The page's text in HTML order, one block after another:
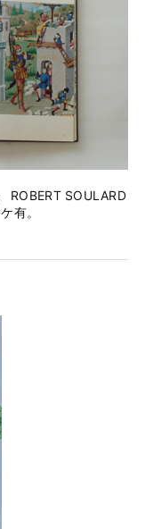
ROBERT SOULARD
有。